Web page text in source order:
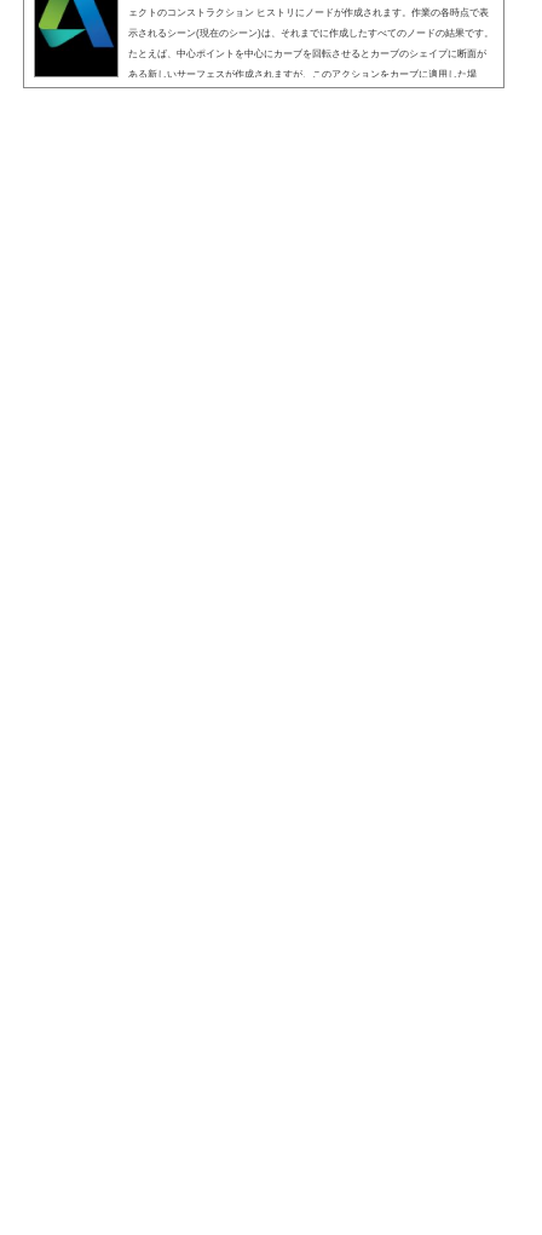
ェクトのコンストラクション ヒストリにノードが作成されます。作業の各時点で表
示されるシーン(現在のシーン)は、それまでに作成したすべてのノードの結果です。
たとえば、中心ポイントを中心にカーブを回転させるとカーブのシェイプに断面が
ある新しいサーフェスが作成されますが、このアクションをカーブに適用した場